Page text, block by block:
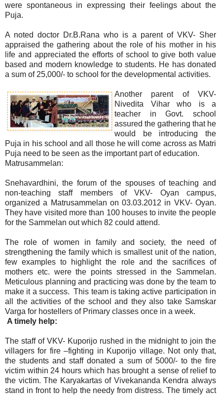
were spontaneous in expressing their feelings about the
Puja.
A noted doctor Dr.B.Rana who is a parent of VKV- Sher
appraised the gathering about the role of his mother in his
life and appreciated the efforts of school to give both value
based and modern knowledge to students. He has donated
a sum of 25,000/- to school for the developmental activities.
Another parent of VKV-
Nivedita Vihar who is a
teacher in Govt. school
assured the gathering that he
would be introducing the
Puja in his school and all those he will come across as Matri
Puja need to be seen as the important part of education.
Matrusammelan:
Snehavardhini, the forum of the spouses of teaching and
non-teaching staff members of VKV- Oyan campus,
organized a Matrusammelan on 03.03.2012 in VKV- Oyan.
They have visited more than 100 houses to invite the people
for the Sammelan out which 82 could attend.
The role of women in family and society, the need of
strengthening the family which is smallest unit of the nation,
few examples to highlight the role and the sacrifices of
mothers etc. were the points stressed in the Sammelan.
Meticulous planning and practicing was done by the team to
make it a success. This team is taking active participation in
all the activities of the school and they also take Samskar
Varga for hostellers of Primary classes once in a week.
A timely help:
The staff of VKV- Kuporijo rushed in the midnight to join the
villagers for fire –fighting in Kuporijo village. Not only that,
the students and staff donated a sum of 5000/- to the fire
victim within 24 hours which has brought a sense of relief to
the victim. The Karyakartas of Vivekananda Kendra always
stand in front to help the needy from distress. The timely act